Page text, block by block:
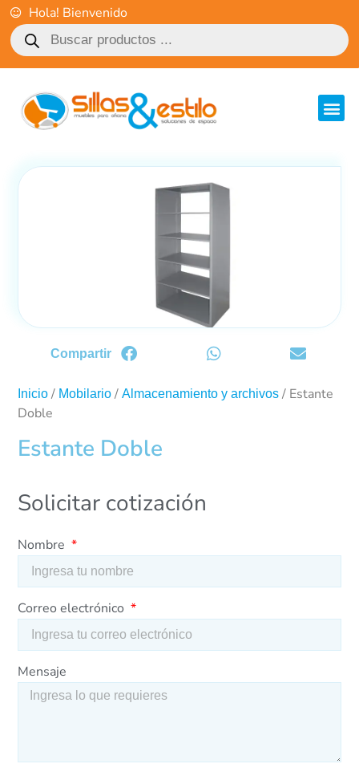
Hola! Bienvenido
Compartir
Inicio / Mobilario /Almacenamiento y archivos / Estante
Doble
Estante Doble
Solicitar cotización
Nombre
Correo electrónico
Mensaje